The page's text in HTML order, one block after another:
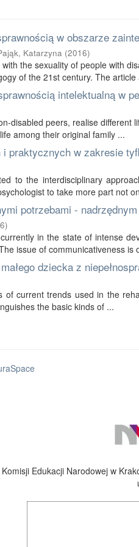
w obszarze
Katarzyna (2016)
the sexuality of people with
of the 21st century. The article
intelektualną w
disabled peers, realise
among their original family ...
praktycznych w zakresie
to the interdisciplinary
to take more part not
potrzebami -
)
in the state of intense
issue of communicativeness is
dziecka z
of current trends used in the
the basic kinds of ...
Edukacji Narodowej w